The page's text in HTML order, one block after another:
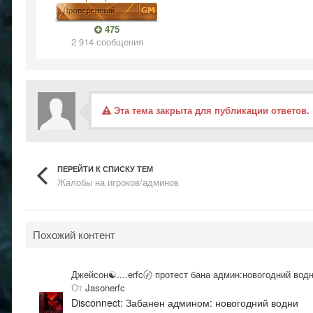
475
2 914 сообщения
Эта тема закрыта для публикации ответов.
ПЕРЕЙТИ К СПИСКУ ТЕМ
Жалобы на игроков/админов
Похожий контент
Джейсон☯....erfc〄 протест бана админ:новогодний
От Jasonerfc
Disconnect: Забанен админом: новогодний водни